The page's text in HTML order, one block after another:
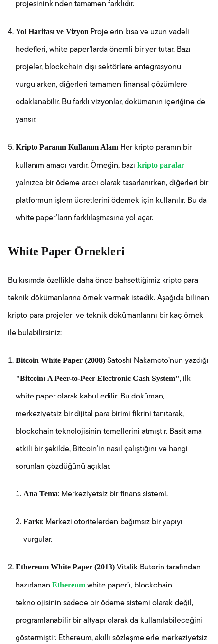
projesininkinden tamamen farklıdır.
Yol Haritası ve Vizyon Projelerin kısa ve uzun vadeli
hedefleri, white paper’larda önemli bir yer tutar. Bazı
projeler, blockchain dışı sektörlere entegrasyonu
vurgularken, diğerleri tamamen finansal çözümlere
odaklanabilir. Bu farklı vizyonlar, dokümanın içeriğine de
yansır.
Kripto Paranın Kullanım AlanıHer kripto paranın bir
kullanım amacı vardır. Örneğin, bazı kripto paralar
yalnızca bir ödeme aracı olarak tasarlanırken, diğerleri bir
platformun işlem ücretlerini ödemek için kullanılır. Bu da
white paper’ların farklılaşmasına yol açar.
White Paper Örnekleri
Bu kısımda özellikle daha önce bahsettiğimiz kripto para
teknik dökümanlarına örnek vermek istedik. Aşağıda bilinen
kripto para projeleri ve teknik dökümanlarını bir kaç örnek
ile bulabilirsiniz:
Bitcoin White Paper (2008) Satoshi Nakamoto’nun yazdığı
"Bitcoin: A Peer-to-Peer Electronic Cash System", ilk
white paper olarak kabul edilir. Bu doküman,
merkeziyetsiz bir dijital para birimi fikrini tanıtarak,
blockchain teknolojisinin temellerini atmıştır. Basit ama
etkili bir şekilde, Bitcoin’in nasıl çalıştığını ve hangi
sorunları çözdüğünü açıklar.
Ana Tema: Merkeziyetsiz bir finans sistemi.
Farkı: Merkezi otoritelerden bağımsız bir yapıyı
vurgular.
Ethereum White Paper (2013) Vitalik Buterin tarafından
hazırlanan Ethereum white paper’ı, blockchain
teknolojisinin sadece bir ödeme sistemi olarak değil,
programlanabilir bir altyapı olarak da kullanılabileceğini
göstermiştir. Ethereum, akıllı sözleşmelerle merkeziyetsiz